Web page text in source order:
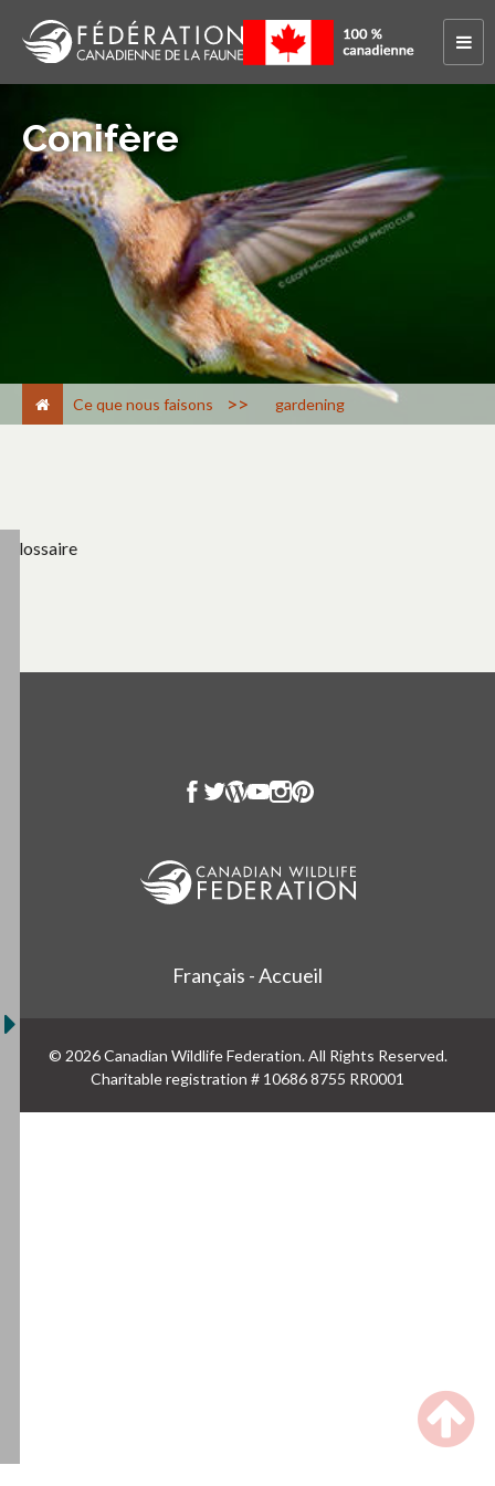
Conifère
Ce que nous faisons > gardening
Glossaire
Français - Accueil
© 2026 Canadian Wildlife Federation. All Rights Reserved.
Charitable registration # 10686 8755 RR0001